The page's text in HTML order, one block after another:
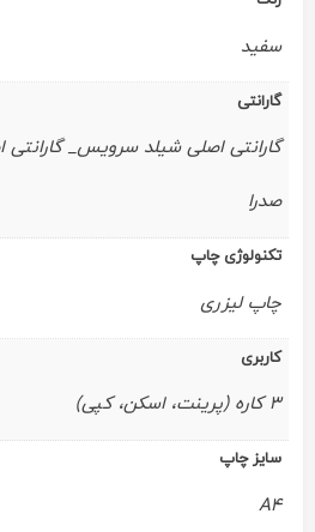
سفید
گارانتی
گارانتی اصلی شیلد سرویس_ گارانتی
صدرا
تکنولوژی چاپ
چاپ لیزری
کاربری
3 کاره (پرینت، اسکن، کپی)
سایز چاپ
A4